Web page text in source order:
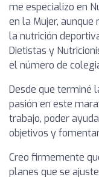
me especializo en
en la Mujer,
la nutrición
Dietistas y
el número de
Desde que terminé
pasión en este
trabajo, poder
objetivos y
Creo firmemente
planes que se